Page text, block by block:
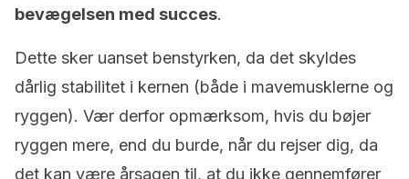
bevægelsen med succes.
Dette sker uanset benstyrken, da det skyldes
dårlig stabilitet i kernen (både i mavemusklerne og
ryggen). Vær derfor opmærksom, hvis du bøjer
ryggen mere, end du burde, når du rejser dig, da
det kan være årsagen til, at du ikke gennemfører